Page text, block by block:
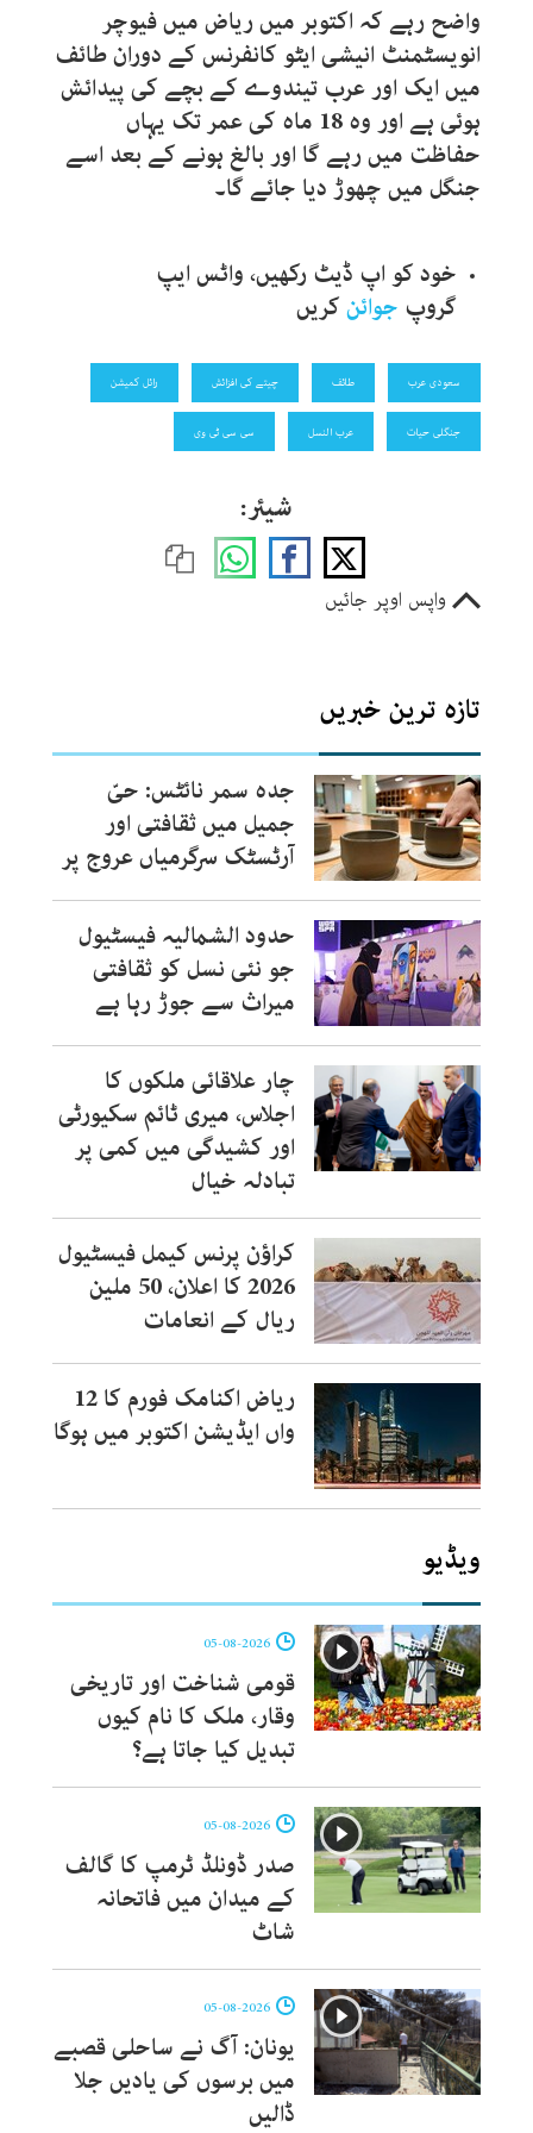
واضح رہے کہ اکتوبر میں ریاض میں فیوچر
انویسٹمنٹ انیشی ایٹو کانفرنس کے دوران طائف
میں ایک اور عرب تیندوے کے بچے کی پیدائش
ہوئی ہے اور وہ 18 ماہ کی عمر تک یہاں
حفاظت میں رہے گا اور بالغ ہونے کے بعد اسے
جنگل میں چھوڑ دیا جائے گا۔
خود کو اپ ڈیٹ رکھیں، واٹس ایپ
گروپ جوائنکریں
سعودی عرب طائف چیتے کی افزائش رائل کمیشن
جنگلی حیات عرب النسل سی سی ٹی وی
شیئر:
واپس اوپر جائیں
تازہ ترین خبریں
جدہ سمر نائٹس: حیّ
جمیل میں ثقافتی اور
آرٹسٹک سرگرمیاں عروج پر
حدود الشمالیہ فیسٹیول
جو نئی نسل کو ثقافتی
میراث سے جوڑ رہا ہے
چار علاقائی ملکوں کا
اجلاس، میری ٹائم سکیورٹی
اور کشیدگی میں کمی پر
تبادلہ خیال
کراؤن پرنس کیمل فیسٹیول
2026 کا اعلان، 50 ملین
ریال کے انعامات
ریاض اکنامک فورم کا 12
واں ایڈیشن اکتوبر میں ہوگا
ویڈیو
قومی شناخت اور تاریخی
وقار، ملک کا نام کیوں
تبدیل کیا جاتا ہے؟
صدر ڈونلڈ ٹرمپ کا گالف
کے میدان میں فاتحانہ
شاٹ
یونان: آگ نے ساحلی قصبے
میں برسوں کی یادیں جلا
ڈالیں